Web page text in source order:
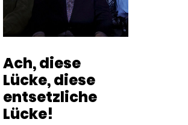
Ach, diese
Lücke, diese
entsetzliche
Lücke!